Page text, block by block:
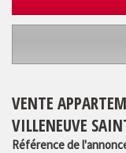
Estimation
VENTE
VILLENEUVE
Référence de